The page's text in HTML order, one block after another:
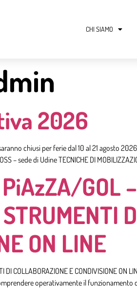
CHI SIAMO
2026
chiusi per ferie dal 10 al 21 agosto
– sede di Udine TECNICHE DI
GOL
ON LINE
DI COLLABORAZIONE E CONDIVISIONE
operativamente il